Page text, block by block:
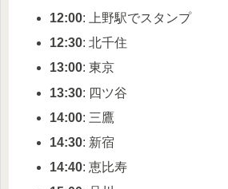
12:00: 上野駅でスタンプ
12:30: 北千住
13:00: 東京
13:30: 四ツ谷
14:00: 三鷹
14:30: 新宿
14:40: 恵比寿